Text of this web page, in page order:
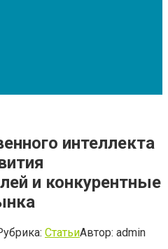
интеллекта
и конкурентные
СтатьиАвтор: admin